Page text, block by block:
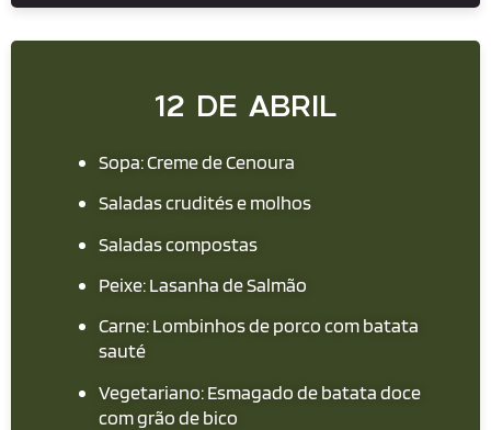
12 DE ABRIL
Sopa: Creme de Cenoura
Saladas crudités e molhos
Saladas compostas
Peixe: Lasanha de Salmão
Carne: Lombinhos de porco com batata
sauté
Vegetariano: Esmagado de batata doce
com grão de bico